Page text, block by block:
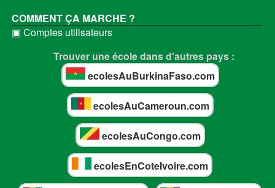
COMMENT ÇA MARCHE ?
▣ Comptes utilisateurs
Trouver une école dans d'autres pays :
ecolesAuBurkinaFaso.com
ecolesAuCameroun.com
ecolesAuCongo.com
ecolesEnCoteIvoire.com